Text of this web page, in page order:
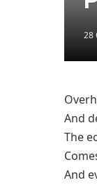
28
And
The
And